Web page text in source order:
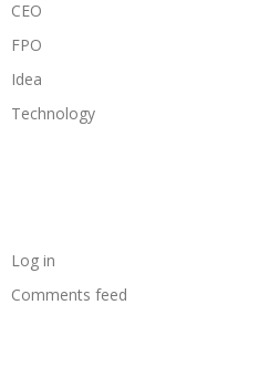
CEO
FPO
Idea
Technology
Log in
Comments feed